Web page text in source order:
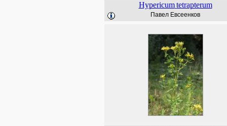
Hypericum tetrapterum
Павел Евсеенков